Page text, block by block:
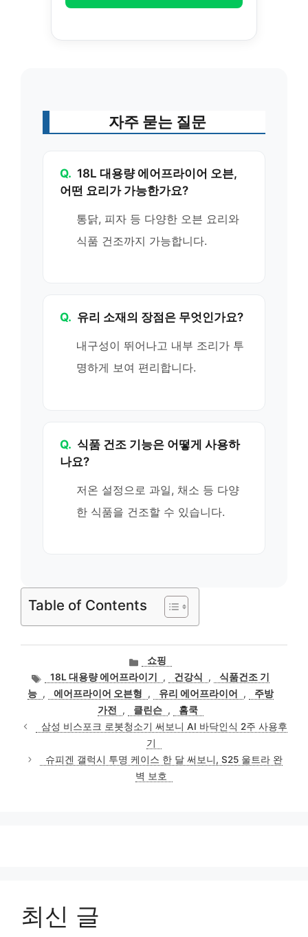
자주 묻는 질문
Q. 18L 대용량 에어프라이어 오븐,
어떤 요리가 가능한가요?
통닭, 피자 등 다양한 오븐 요리와
식품 건조까지 가능합니다.
Q. 유리 소재의 장점은 무엇인가요?
내구성이 뛰어나고 내부 조리가 투
명하게 보여 편리합니다.
Q. 식품 건조 기능은 어떻게 사용하
나요?
저온 설정으로 과일, 채소 등 다양
한 식품을 건조할 수 있습니다.
Table of Contents
카
테
고
리
쇼핑
태18L 대용량 에어프라이기 , 건강식 ,
식품건조 기
능 , 에어프라이어 오븐형 , 유리 에어프라이어 ,
주방
가전
, 클린슨 ,
홈쿡
삼성 비스포크 로봇청소기 써보니 AI 바닥인식 2주 사용후
기
슈피겐 갤럭시 투명 케이스 한 달 써보니, S25 울트라 완
벽 보호
최신 글